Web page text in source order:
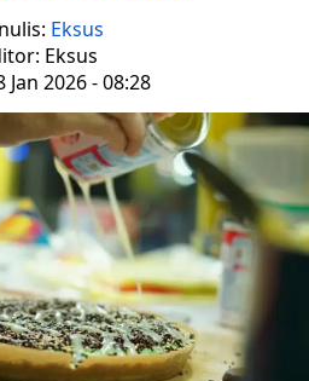
Eksus
Eksus
Jan 2026 - 08:28